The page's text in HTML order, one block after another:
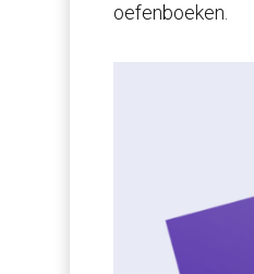
oefenboeken.